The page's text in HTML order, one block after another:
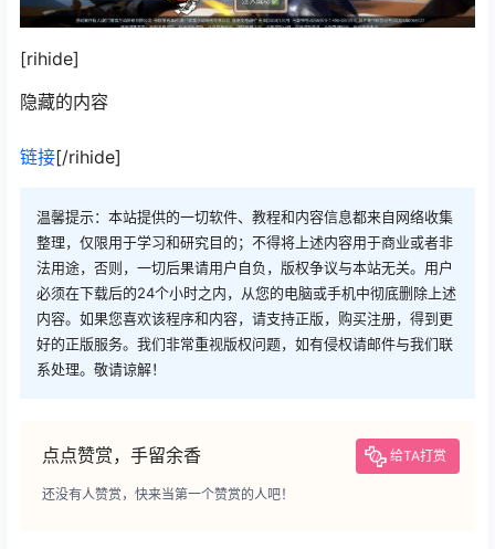
[rihide]
隐藏的内容
链接[/rihide]
温馨提示：本站提供的一切软件、教程和内容信息都来自网络收集
整理，仅限用于学习和研究目的；不得将上述内容用于商业或者非
法用途，否则，一切后果请用户自负，版权争议与本站无关。用户
必须在下载后的24个小时之内，从您的电脑或手机中彻底删除上述
内容。如果您喜欢该程序和内容，请支持正版，购买注册，得到更
好的正版服务。我们非常重视版权问题，如有侵权请邮件与我们联
系处理。敬请谅解！
点点赞赏，手留余香 给TA打赏
还没有人赞赏，快来当第一个赞赏的人吧！